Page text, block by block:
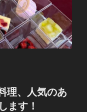
理、人気のあ
ます！